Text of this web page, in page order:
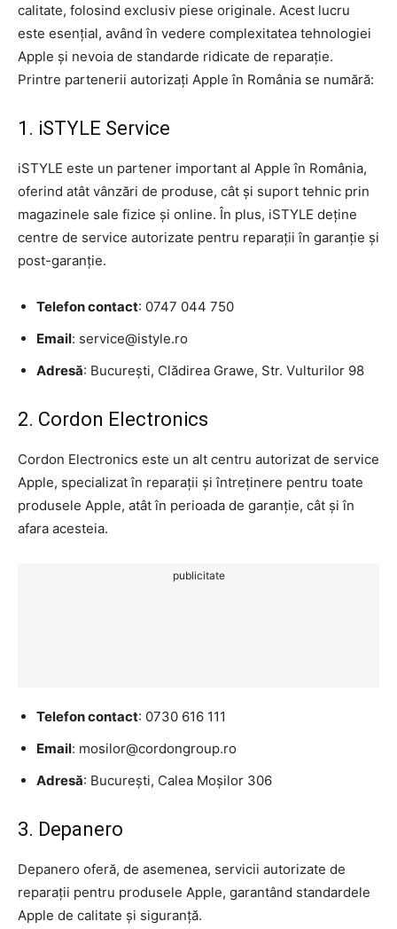
calitate, folosind exclusiv piese originale. Acest lucru
este esențial, având în vedere complexitatea tehnologiei
Apple și nevoia de standarde ridicate de reparație.
Printre partenerii autorizați Apple în România se numără:
1. iSTYLE Service
iSTYLE este un partener important al Apple în România,
oferind atât vânzări de produse, cât și suport tehnic prin
magazinele sale fizice și online. În plus, iSTYLE deține
centre de service autorizate pentru reparații în garanție și
post-garanție.
Telefon contact: 0747 044 750
Email: service@istyle.ro
Adresă: București, Clădirea Grawe, Str. Vulturilor 98
2. Cordon Electronics
Cordon Electronics este un alt centru autorizat de service
Apple, specializat în reparații și întreținere pentru toate
produsele Apple, atât în perioada de garanție, cât și în
afara acesteia.
publicitate
Telefon contact: 0730 616 111
Email: mosilor@cordongroup.ro
Adresă: București, Calea Moșilor 306
3. Depanero
Depanero oferă, de asemenea, servicii autorizate de
reparații pentru produsele Apple, garantând standardele
Apple de calitate și siguranță.